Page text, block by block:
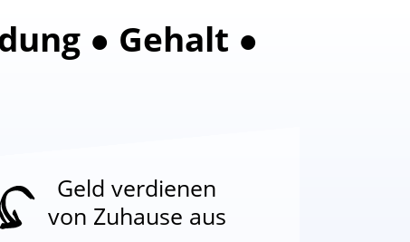
● Gehalt ●
Geld verdienen
von Zuhause aus